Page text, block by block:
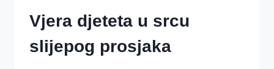
Vjera djeteta u srcu
slijepog prosjaka